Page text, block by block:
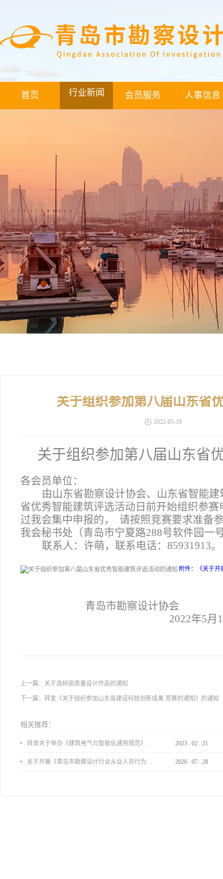
首页 行业新闻 会员服务 人事信息
关于组织参加第八届山东省
2022-05-19
关于组织参加第八届山东省
各会员单位：
由山东省勘察设计协会、山东省智能
省优秀智能建筑评选活动日前开始组织参
过我会集中申报的， 请按照竞赛要求准备
我会秘书处（青岛市宁夏路288号软件园一
联系人：许萌，联系电话：85931913。
附件：《关于
青岛市勘察设计协会
2022年5月
上一篇： 关于选树高质量设计作品的通知
下一篇： 转发《关于组织参加山东省建设科技创新成果 竞赛的通知》的通知
相关推荐：
转发关于举办《建筑电气与智能化通用规范》 GB55024-2022公益宣贯的通知 2023 . 02 . 21
关于开展《青岛市勘察设计行业从业人员行为导则》、《青岛市住宅工程设计审查品质提升指引（2026版）》宣贯活动的通知 2026 . 07 . 28